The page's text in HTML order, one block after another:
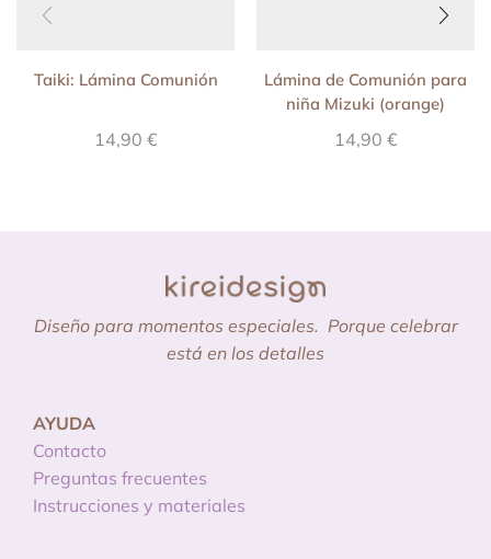
Taiki: Lámina Comunión
14,90 €
Lámina de Comunión para
niña Mizuki (orange)
14,90 €
Diseño para momentos especiales. Porque celebrar
está en los detalles
AYUDA
Contacto
Preguntas frecuentes
Instrucciones y materiales